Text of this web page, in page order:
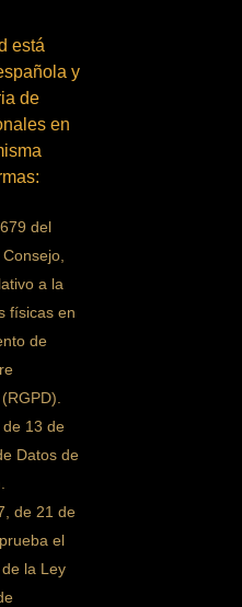
está
y
de
en
del
a la
físicas en
de
13 de
Datos de
de 21 de
el
la Ley